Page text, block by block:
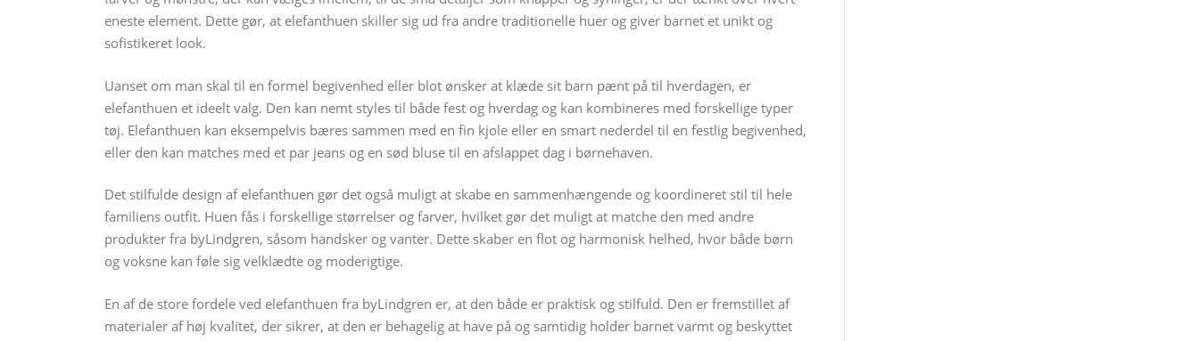
eneste element. Dette gør, at elefanthuen skiller sig ud fra andre traditionelle huer og giver barnet et unikt og
sofistikeret look.
Uanset om man skal til en formel begivenhed eller blot ønsker at klæde sit barn pænt på til hverdagen, er
elefanthuen et ideelt valg. Den kan nemt styles til både fest og hverdag og kan kombineres med forskellige typer
tøj. Elefanthuen kan eksempelvis bæres sammen med en fin kjole eller en smart nederdel til en festlig begivenhed,
eller den kan matches med et par jeans og en sød bluse til en afslappet dag i børnehaven.
Det stilfulde design af elefanthuen gør det også muligt at skabe en sammenhængende og koordineret stil til hele
familiens outfit. Huen fås i forskellige størrelser og farver, hvilket gør det muligt at matche den med andre
produkter fra byLindgren, såsom handsker og vanter. Dette skaber en flot og harmonisk helhed, hvor både børn
og voksne kan føle sig velklædte og moderigtige.
En af de store fordele ved elefanthuen fra byLindgren er, at den både er praktisk og stilfuld. Den er fremstillet af
materialer af høj kvalitet, der sikrer, at den er behagelig at have på og samtidig holder barnet varmt og beskyttet